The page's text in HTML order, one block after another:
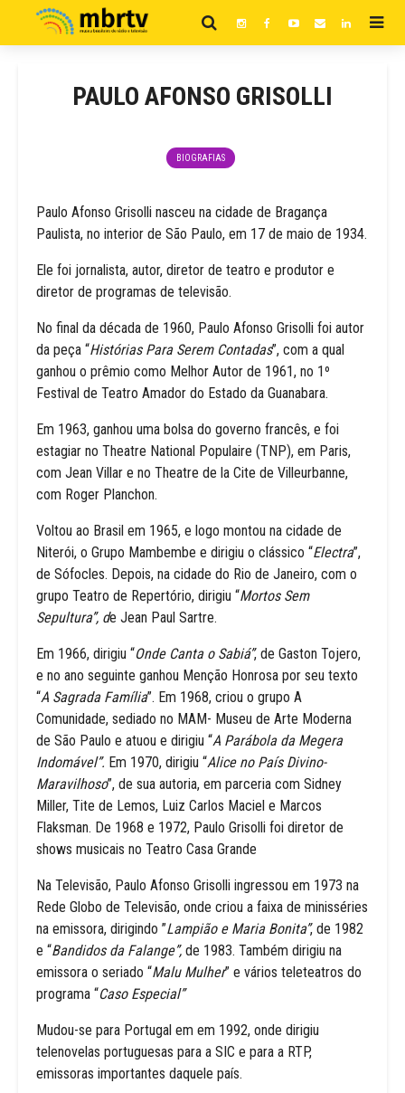
PAULO AFONSO GRISOLLI
BIOGRAFIAS
Paulo Afonso Grisolli nasceu na cidade de Bragança
Paulista, no interior de São Paulo, em 17 de maio de 1934.
Ele foi jornalista, autor, diretor de teatro e produtor e
diretor de programas de televisão.
No final da década de 1960, Paulo Afonso Grisolli foi autor
da peça “Histórias Para Serem Contadas”, com a qual
ganhou o prêmio como Melhor Autor de 1961, no 1º
Festival de Teatro Amador do Estado da Guanabara.
Em 1963, ganhou uma bolsa do governo francês, e foi
estagiar no Theatre National Populaire (TNP), em Paris,
com Jean Villar e no Theatre de la Cite de Villeurbanne,
com Roger Planchon.
Voltou ao Brasil em 1965, e logo montou na cidade de
Niterói, o Grupo Mambembe e dirigiu o clássico “Electra”,
de Sófocles. Depois, na cidade do Rio de Janeiro, com o
grupo Teatro de Repertório, dirigiu “Mortos Sem
Sepultura”, de Jean Paul Sartre.
Em 1966, dirigiu “Onde Canta o Sabiá”, de Gaston Tojero,
e no ano seguinte ganhou Menção Honrosa por seu texto
“A Sagrada Família”. Em 1968, criou o grupo A
Comunidade, sediado no MAM- Museu de Arte Moderna
de São Paulo e atuou e dirigiu “A Parábola da Megera
Indomável”. Em 1970, dirigiu “Alice no País Divino-
Maravilhoso”, de sua autoria, em parceria com Sidney
Miller, Tite de Lemos, Luiz Carlos Maciel e Marcos
Flaksman. De 1968 e 1972, Paulo Grisolli foi diretor de
shows musicais no Teatro Casa Grande
Na Televisão, Paulo Afonso Grisolli ingressou em 1973 na
Rede Globo de Televisão, onde criou a faixa de minisséries
na emissora, dirigindo ”Lampião e Maria Bonita”, de 1982
e “Bandidos da Falange”, de 1983. Também dirigiu na
emissora o seriado “Malu Mulher” e vários teleteatros do
programa “Caso Especial”
Mudou-se para Portugal em em 1992, onde dirigiu
telenovelas portuguesas para a SIC e para a RTP,
emissoras importantes daquele país.